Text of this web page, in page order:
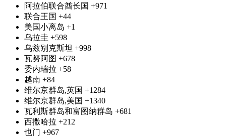
阿拉伯联合酋长国 +971
联合王国 +44
美国小离岛 +1
乌拉圭 +598
乌兹别克斯坦 +998
瓦努阿图 +678
委内瑞拉 +58
越南 +84
维尔京群岛,英国 +1284
维尔京群岛,美国 +1340
瓦利斯群岛和富图纳群岛 +681
西撒哈拉 +212
也门 +967